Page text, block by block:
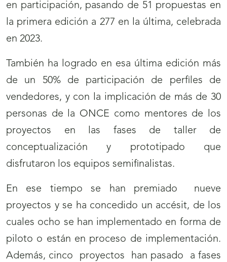
en participación, pasando de 51 propuestas en
la primera edición a 277 en la última, celebrada
en 2023.
También ha logrado en esa última edición más
de un 50% de participación de perfiles de
vendedores, y con la implicación de más de 30
personas de la ONCE como mentores de los
proyectos en las fases de taller de
conceptualización y prototipado que
disfrutaron los equipos semifinalistas.
En ese tiempo se han premiado nueve
proyectos y se ha concedido un accésit, de los
cuales ocho se han implementado en forma de
piloto o están en proceso de implementación.
Además, cinco proyectos han pasado a fases